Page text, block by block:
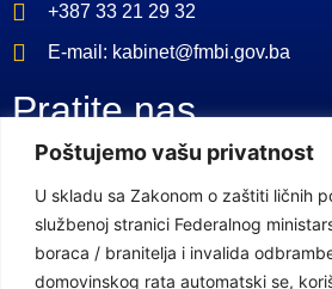
Poštujemo vašu privatnost
U skladu sa Zakonom o zaštiti ličnih
službenoj stranici Federalnog
boraca / branitelja i invalida
domovinskog rata automatski se,
+387 33 21 29 32
E-mail: kabinet@fmbi.gov.ba
Pratite nas
Facebook Stranica
Youtube Kanal